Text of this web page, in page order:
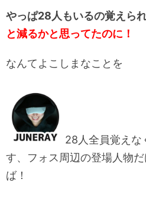
やっぱ28人もいるの覚えら
と減るかと思ってたのに！
なんてよこしまなことを
28人全員覚えな
す、フォス周辺の登場人物
ば！